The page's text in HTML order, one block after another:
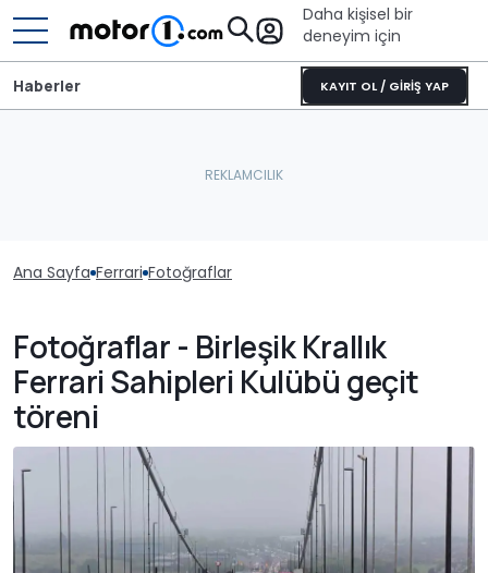
Daha kişisel bir
deneyim için
KAYIT OL / GİRİŞ YAP
Haberler
Ana Sayfa Ferrari Fotoğraflar
Fotoğraflar - Birleşik Krallık
Ferrari Sahipleri Kulübü geçit
töreni